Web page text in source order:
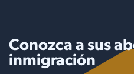
Conozca a sus
inmigración